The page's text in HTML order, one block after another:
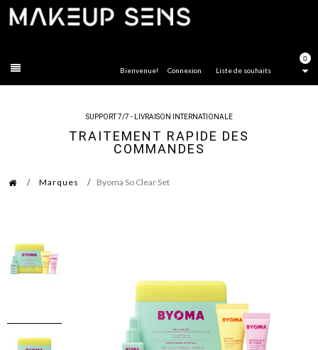
0
Liste de souhaits
Bienvenue! Connexion
SUPPORT 7/7 - LIVRAISON INTERNATIONALE
TRAITEMENT RAPIDE DES
COMMANDES
Marques Byoma So Clear Set